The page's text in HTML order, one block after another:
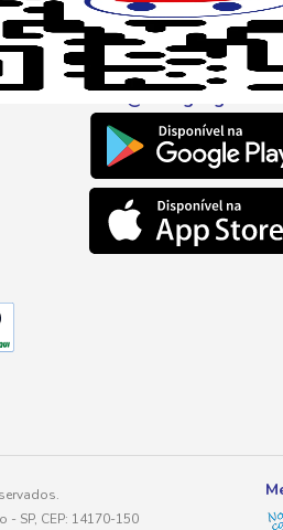
0800 016 6680
E-mail
- SP, CEP: 14170-150